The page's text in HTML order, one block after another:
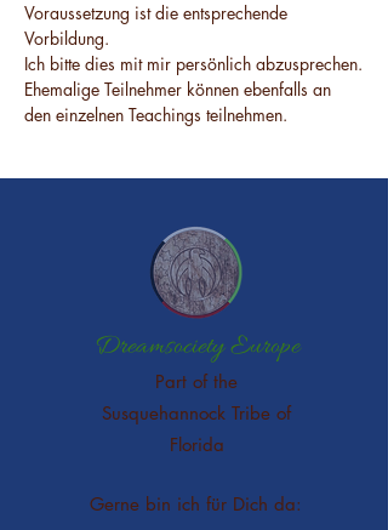
Voraussetzung ist die entsprechende
Vorbildung.
Ich bitte dies mit mir persönlich abzusprechen.
Ehemalige Teilnehmer können ebenfalls an
den einzelnen Teachings teilnehmen.
Dreamsociety Europe
Part of the
Susquehannock Tribe of
Florida
Gerne bin ich für Dich da: